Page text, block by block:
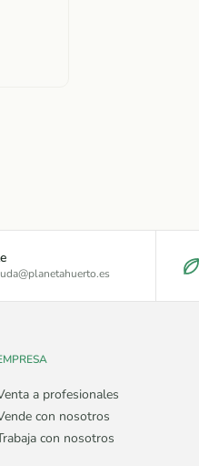
a profesionales
con nosotros
con nosotros